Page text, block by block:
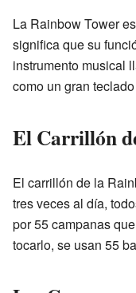
La Rainbow Tower
significa que su
instrumento musical
como un gran
El Carrillón
El carrillón de la
tres veces al día,
por 55 campanas
tocarlo, se usan 55